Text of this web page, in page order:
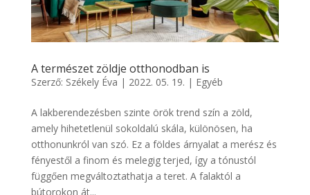
A természet zöldje otthonodban is
Szerző: Székely Éva | 2022. 05. 19. | Egyéb
A lakberendezésben szinte örök trend szín a zöld,
amely hihetetlenül sokoldalú skála, különösen, ha
otthonunkról van szó. Ez a földes árnyalat a merész és
fényestől a finom és melegig terjed, így a tónustól
függően megváltoztathatja a teret. A falaktól a
bútorokon át...